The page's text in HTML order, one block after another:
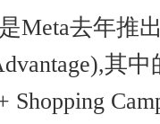
Meta去年推
其
Shopping